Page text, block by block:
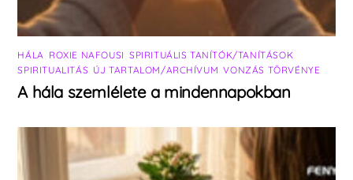
HÁLA ROXIE NAFOUSI SPIRITUÁLIS TANÍTÓK/TANÍTÁSOK
SPIRITUALITÁS ÚJ TARTALOM/ARCHÍVUM ,VONZÁS TÖRVÉNYE
A hála szemlélete a mindennapokban